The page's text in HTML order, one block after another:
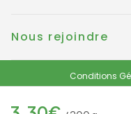
Nous rejoindre
Conditions
Protection des